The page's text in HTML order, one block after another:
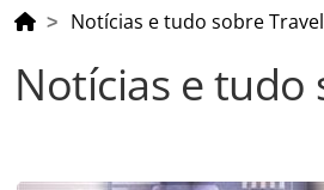
Notícias e tudo sobre
Notícias e tudo